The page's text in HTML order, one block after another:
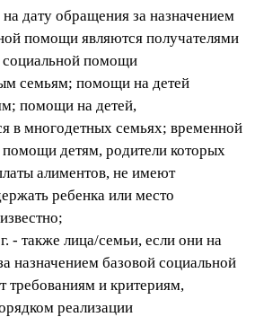
дату обращения за назначением
помощи являются получателями
социальной помощи
семьям; помощи на детей
помощи на детей,
в многодетных семьях; временной
помощи детям, родители которых
алиментов, не имеют
ребенка или место
- также лица/семьи, если они на
назначением базовой социальной
требованиям и критериям,
реализации